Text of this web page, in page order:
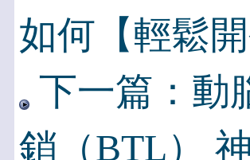
如何【輕鬆
下一篇：動
銷（BTL）